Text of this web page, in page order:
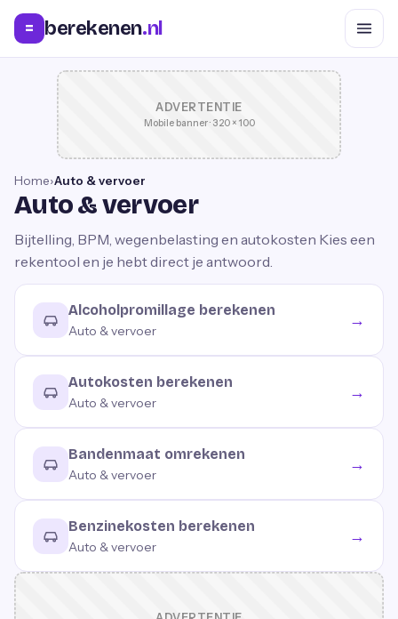
= berekenen.nl
ADVERTENTIE
Mobile banner · 320 × 100
Home›Auto & vervoer
Auto & vervoer
Bijtelling, BPM, wegenbelasting en autokosten Kies een
rekentool en je hebt direct je antwoord.
Alcoholpromillage berekenen
Auto & vervoer
→
Autokosten berekenen
Auto & vervoer
→
Bandenmaat omrekenen
Auto & vervoer
→
Benzinekosten berekenen
Auto & vervoer
→